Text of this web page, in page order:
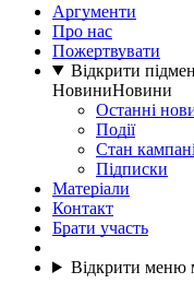
Аргументи
Про нас
Пожертвувати
Відкрити
НовиниНовини
Останні
Події
Стан
Підписки
Матеріали
Контакт
Брати участь
Відкрити меню